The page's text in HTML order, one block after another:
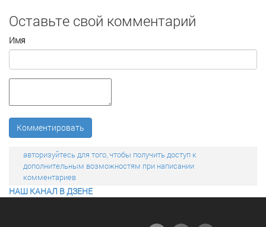
Оставьте свой комментарий
Имя
Комментировать
авторизуйтесь для того, чтобы получить доступ к
дополнительным возможностям при написании
комментариев
НАШ КАНАЛ В ДЗЕНЕ